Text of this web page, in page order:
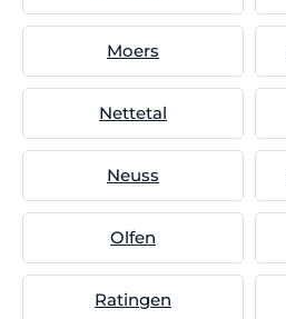
Moers
Nettetal
Neuss
Olfen
Ratingen